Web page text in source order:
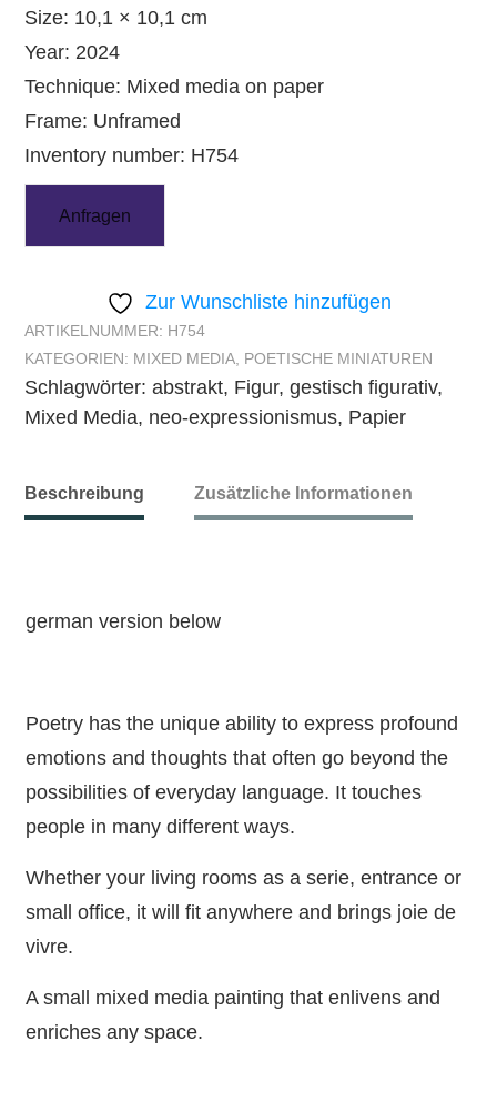
Size: 10,1 × 10,1 cm
Year: 2024
Technique: Mixed media on paper
Frame: Unframed
Inventory number: H754
Anfragen
Zur Wunschliste hinzufügen
ARTIKELNUMMER: H754
KATEGORIEN: MIXED MEDIA POETISCHE MINIATUREN
Schlagwörter: abstrakt, Figur, gestisch figurativ,
Mixed Media, neo-expressionismus, Papier
Beschreibung Zusätzliche Informationen
german version below
Poetry has the unique ability to express profound
emotions and thoughts that often go beyond the
possibilities of everyday language. It touches
people in many different ways.
Whether your living rooms as a serie, entrance or
small office, it will fit anywhere and brings joie de
vivre.
A small mixed media painting that enlivens and
enriches any space.